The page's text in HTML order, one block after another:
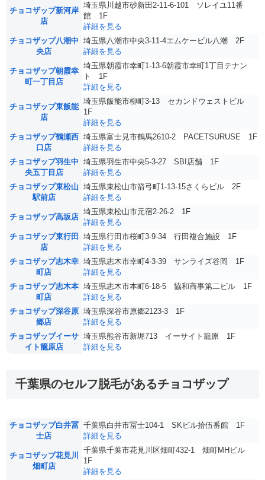
チョコザップ新河岸
店
埼玉県川越市砂新田2-11-6-101 ソレイユ11番
館 1F
詳細を見る
チョコザップ八潮中
央店
埼玉県八潮市中央3-11-4エムケービル八潮 2F
詳細を見る
チョコザップ朝霞幸
町一丁目店
埼玉県朝霞市幸町1-13-6朝霞市幸町1丁目テナン
ト 1F
詳細を見る
チョコザップ東飯能
店
埼玉県飯能市柳町3-13 セカンドウェストビル
1F
詳細を見る
チョコザップ鶴瀬西
口店
埼玉県富士見市鶴馬2610-2 PACETSURUSE 1F
詳細を見る
チョコザップ羽生中
央五丁目店
埼玉県羽生市中央5-3-27 SBI店舗 1F
詳細を見る
チョコザップ東松山
駅前店
埼玉県東松山市箭弓町1-13-15さくらビル 2F
詳細を見る
チョコザップ高坂店
埼玉県東松山市元宿2-26-2 1F
詳細を見る
チョコザップ東行田
店
埼玉県行田市桜町3-9-34 行田複合施設 1F
詳細を見る
チョコザップ志木幸
町店
埼玉県志木市幸町4-3-39 サンライズ谷岡 1F
詳細を見る
チョコザップ志木本
町店
埼玉県志木市本町6-18-5 協和商事第二ビル 1F
詳細を見る
チョコザップ深谷原
郷店
埼玉県深谷市原郷2123-3 1F
詳細を見る
チョコザップイーサ
イト籠原店
埼玉県熊谷市新堀713 イーサイト籠原 1F
詳細を見る
千葉県のセルフ脱毛があるチョコザップ
チョコザップ白井冨
士店
千葉県白井市冨士104-1 SKビル拾伍番館 1F
詳細を見る
チョコザップ花見川
畑町店
千葉県千葉市花見川区畑町432-1 畑町MHビル
1F
詳細を見る